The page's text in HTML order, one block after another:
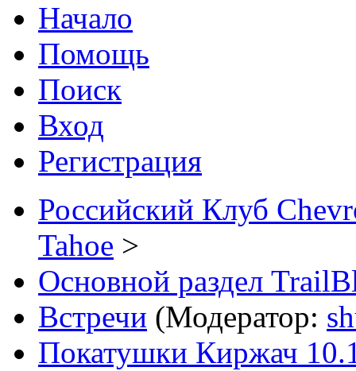
Начало
Помощь
Поиск
Вход
Регистрация
Российский Клуб
Tahoe >
Основной раздел
Встречи (Модератор:
Покатушки Киржач